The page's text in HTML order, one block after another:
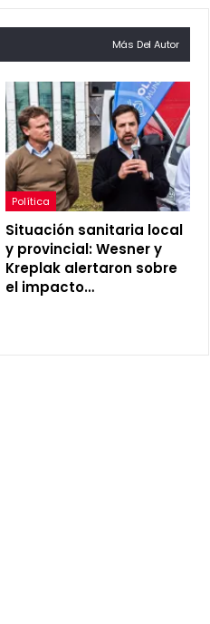
Más Del Autor
Política
Situación sanitaria local
y provincial: Wesner y
Kreplak alertaron sobre
el impacto…